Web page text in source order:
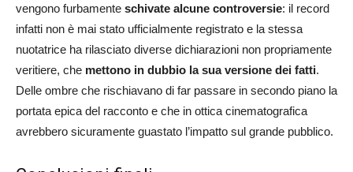
vengono furbamente schivate alcune controversie: il record
infatti non è mai stato ufficialmente registrato e la stessa
nuotatrice ha rilasciato diverse dichiarazioni non propriamente
veritiere, che mettono in dubbio la sua versione dei fatti.
Delle ombre che rischiavano di far passare in secondo piano la
portata epica del racconto e che in ottica cinematografica
avrebbero sicuramente guastato l’impatto sul grande pubblico.